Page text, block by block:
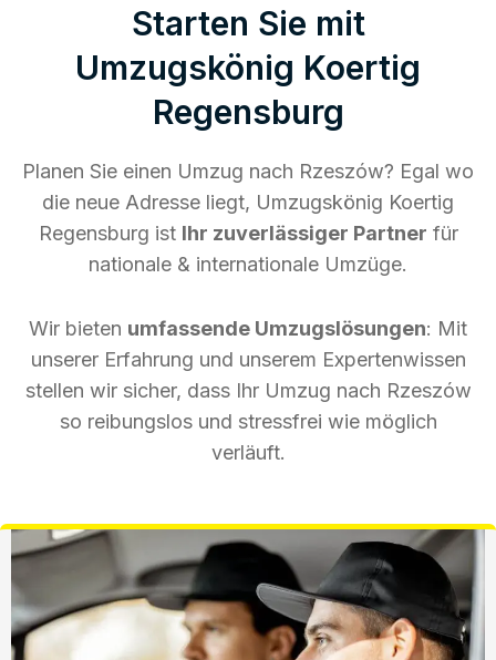
Starten Sie mit
Umzugskönig Koertig
Regensburg
Planen Sie einen Umzug nach Rzeszów? Egal wo
die neue Adresse liegt, Umzugskönig Koertig
Regensburg ist Ihr zuverlässiger Partner für
nationale & internationale Umzüge.
Wir bieten umfassende Umzugslösungen: Mit
unserer Erfahrung und unserem Expertenwissen
stellen wir sicher, dass Ihr Umzug nach Rzeszów
so reibungslos und stressfrei wie möglich
verläuft.